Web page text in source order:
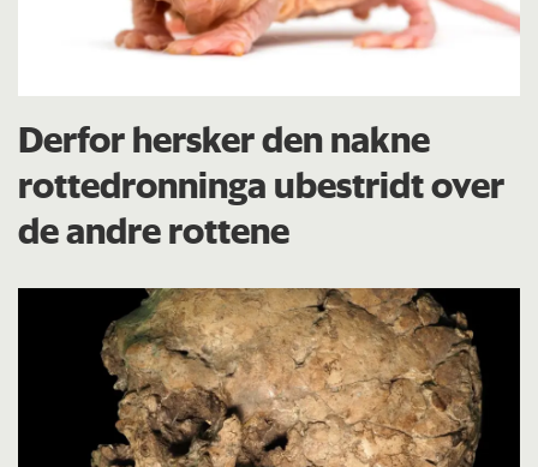
Derfor hersker den nakne
rottedronninga ubestridt over
de andre rottene